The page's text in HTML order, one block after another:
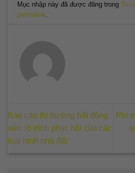
Mục nhập này đã được đăng trongTin
permalink.
Báo cáo thị trường bất động
sản: lộ trình phục hồi của các
loại hình nhà đất
Phí